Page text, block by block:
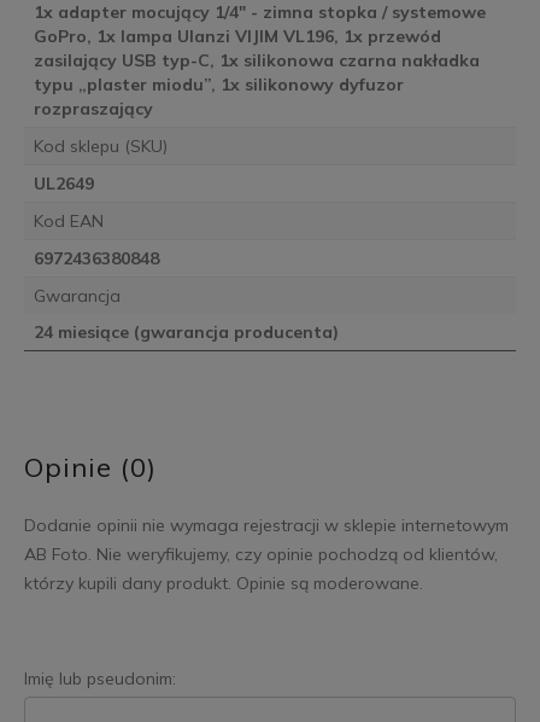
1x adapter mocujący 1/4″ - zimna stopka / systemowe
GoPro, 1x lampa Ulanzi VIJIM VL196, 1x przewód
zasilający USB typ-C, 1x silikonowa czarna nakładka
typu „plaster miodu”, 1x silikonowy dyfuzor
rozpraszający
Kod sklepu (SKU)
UL2649
Kod EAN
6972436380848
Gwarancja
24 miesiące (gwarancja producenta)
Opinie (0)
Dodanie opinii nie wymaga rejestracji w sklepie internetowym
AB Foto. Nie weryfikujemy, czy opinie pochodzą od klientów,
którzy kupili dany produkt. Opinie są moderowane.
Imię lub pseudonim: